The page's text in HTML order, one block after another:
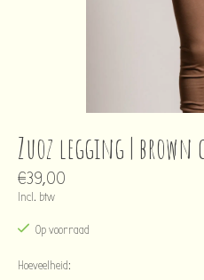
Zuoz legging | brown
€39,00
Incl. btw
Op voorraad
Hoeveelheid: